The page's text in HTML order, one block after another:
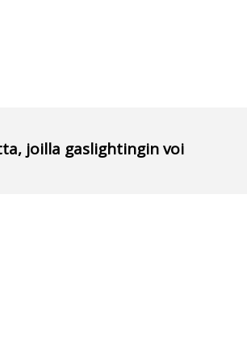
joilla gaslightingin voi